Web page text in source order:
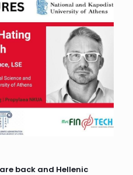
are back and Hellenic